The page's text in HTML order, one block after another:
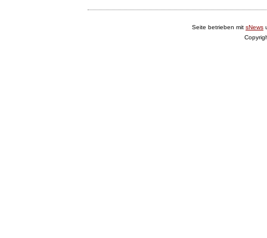
Seite betrieben mit sNews